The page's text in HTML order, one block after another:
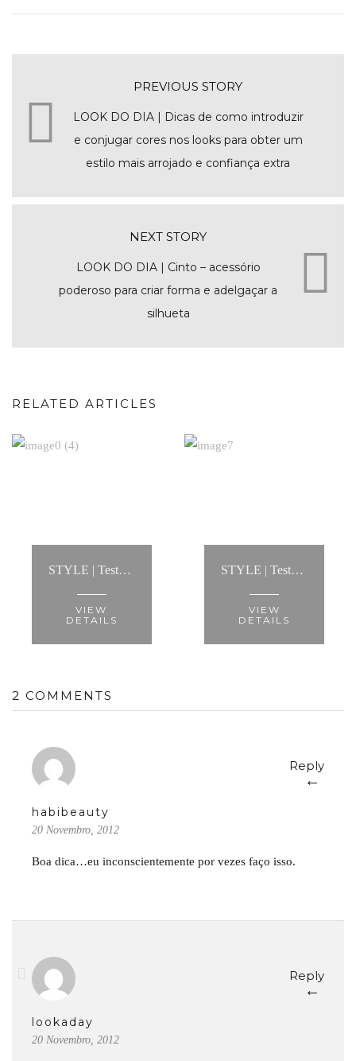
PREVIOUS STORY
LOOK DO DIA | Dicas de como introduzir
e conjugar cores nos looks para obter um
estilo mais arrojado e confiança extra
NEXT STORY
LOOK DO DIA | Cinto – acessório
poderoso para criar forma e adelgaçar a
silhueta
RELATED ARTICLES
STYLE | Testemunho: “...ajudou-me a criar looks infinitos, mostrou-me a melhor maneira de usar cada tipo de roupa e fez com que conseguisse criar um estilo..."
VIEW
DETAILS
STYLE | Testemunho: “A Anita fez-me recuperar a minha autoestima e ver-me de forma diferente."
VIEW
DETAILS
2 COMMENTS
habibeauty
20 Novembro, 2012
Reply
←
Boa dica…eu inconscientemente por vezes faço isso.
lookaday
20 Novembro, 2012
Reply
←